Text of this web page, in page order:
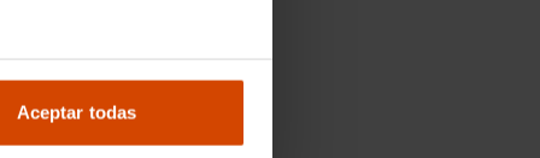
Aceptar todas